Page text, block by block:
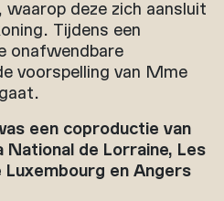
deze zich aansluit
Tijdens een
onafwendbare
voorspelling van Mme
een coproductie van
National de Lorraine, Les
en Angers